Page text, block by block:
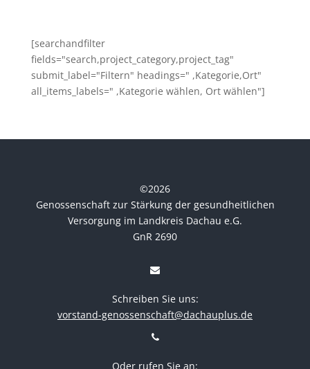
[searchandfilter
fields="search,project_category,project_tag"
submit_label="Filtern" headings=" ,Kategorie,Ort"
all_items_labels=" ,Kategorie wählen, Ort wählen"]
©2026
Genossenschaft zur Stärkung der gesundheitlichen
Versorgung im Landkreis Dachau e.G.
GnR 2690
Schreiben Sie uns:
vorstand-genossenschaft@dachauplus.de
Oder rufen Sie an: